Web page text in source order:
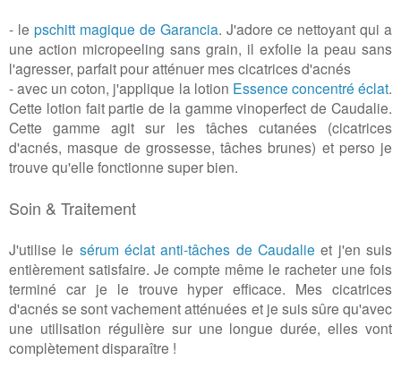
- le pschitt magique de Garancia. J'adore ce nettoyant qui a
une action micropeeling sans grain, il exfolie la peau sans
l'agresser, parfait pour atténuer mes cicatrices d'acnés
- avec un coton, j'applique la lotion Essence concentré éclat.
Cette lotion fait partie de la gamme vinoperfect de Caudalie.
Cette gamme agit sur les tâches cutanées (cicatrices
d'acnés, masque de grossesse, tâches brunes) et perso je
trouve qu'elle fonctionne super bien.
Soin & Traitement
J'utilise le sérum éclat anti-tâches de Caudalie et j'en suis
entièrement satisfaire. Je compte même le racheter une fois
terminé car je le trouve hyper efficace. Mes cicatrices
d'acnés se sont vachement atténuées et je suis sûre qu'avec
une utilisation régulière sur une longue durée, elles vont
complètement disparaître !